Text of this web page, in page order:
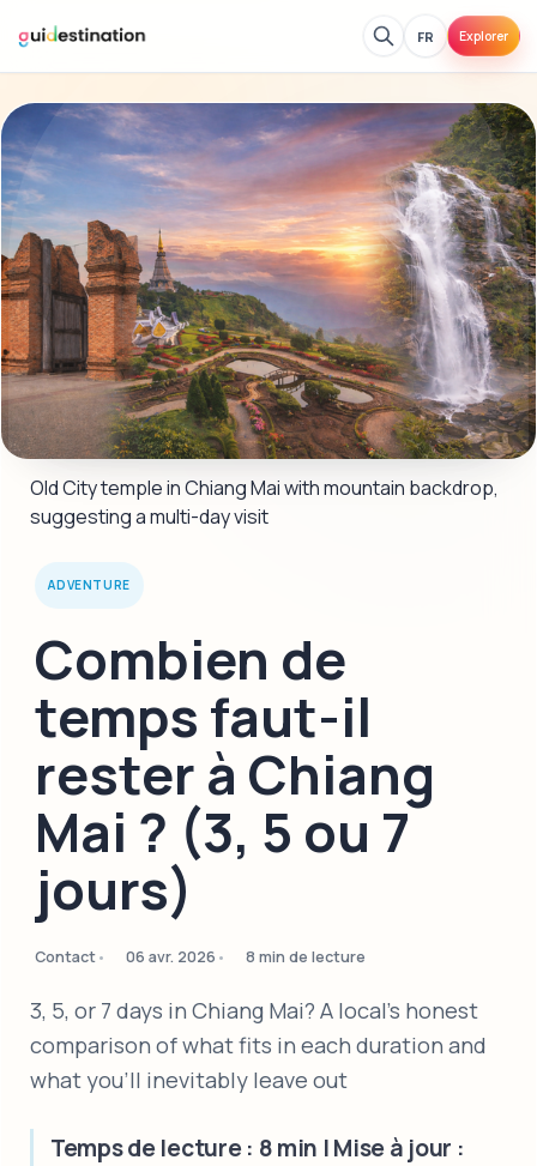
FR Explorer
Old City temple in Chiang Mai with mountain backdrop,
suggesting a multi-day visit
ADVENTURE
Combien de
temps faut-il
rester à Chiang
Mai ? (3, 5 ou 7
jours)
Contact 06 avr. 2026 8 min de lecture
3, 5, or 7 days in Chiang Mai? A local's honest
comparison of what fits in each duration and
what you'll inevitably leave out
Temps de lecture : 8 min | Mise à jour :